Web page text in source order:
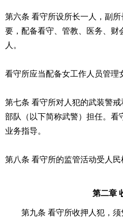
第六条 看守所设所长一人，副
要，配备看守、管教、医务、财
人。
看守所应当配备女工作人员管理
第七条 看守所对人犯的武装警
部队（以下简称武警）担任。看
业务指导。
第八条 看守所的监管活动受人民
第二章
第九条 看守所收押人犯，须